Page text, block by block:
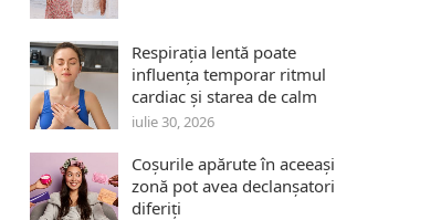
Respirația lentă poate
influența temporar ritmul
cardiac și starea de calm
iulie 30, 2026
Coșurile apărute în aceeași
zonă pot avea declanșatori
diferiți